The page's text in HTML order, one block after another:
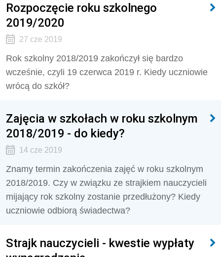
Rozpoczęcie roku szkolnego
2019/2020
27 cze 2019
Rok szkolny 2018/2019 zakończył się bardzo
wcześnie, czyli 19 czerwca 2019 r. Kiedy uczniowie
wrócą do szkół?
Zajęcia w szkołach w roku szkolnym
2018/2019 - do kiedy?
14 cze 2019
Znamy termin zakończenia zajęć w roku szkolnym
2018/2019. Czy w związku ze strajkiem nauczycieli
mijający rok szkolny zostanie przedłużony? Kiedy
uczniowie odbiorą świadectwa?
Strajk nauczycieli - kwestie wypłaty